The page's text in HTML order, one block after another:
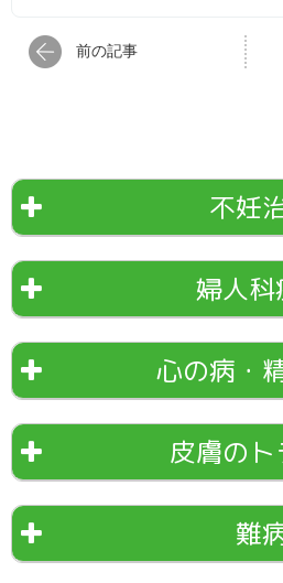
前の記事
不妊
婦人科
心の病・
皮膚の
難